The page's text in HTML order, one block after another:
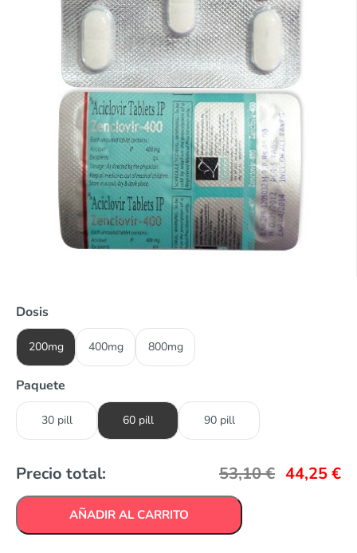
Dosis
200mg 400mg 800mg
Paquete
30 pill 60 pill 90 pill
Precio total: 53,10€ 44,25€
AÑADIR AL CARRITO